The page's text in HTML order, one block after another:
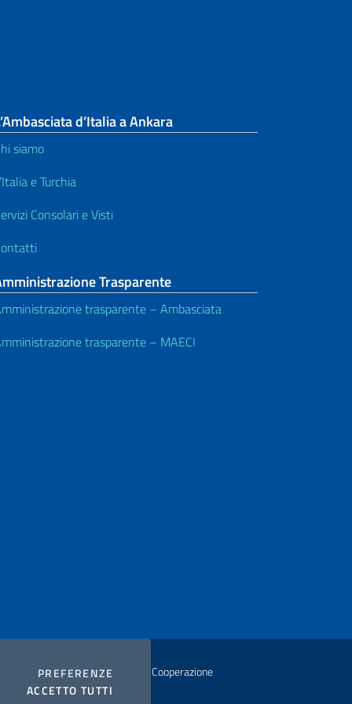
PREFERENZE COOKIES
ACCETTO TUTTI
d’Italia a Ankara
siamo
e Turchia
Consolari e Visti
Trasparente
trasparente – Ambasciata
trasparente – MAECI
degli Affari Esteri e della Cooperazione